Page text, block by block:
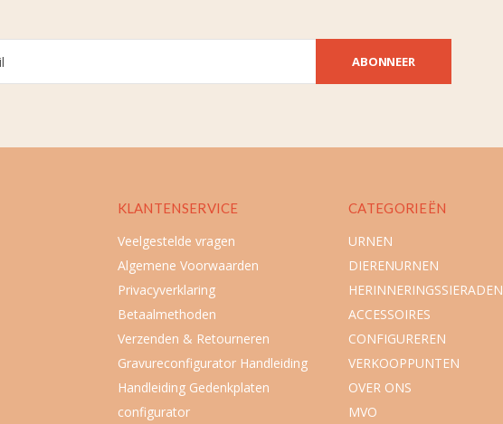
ABONNEER
KLANTENSERVICE
Veelgestelde vragen
Algemene Voorwaarden
Privacyverklaring
Betaalmethoden
Verzenden & Retourneren
Gravureconfigurator Handleiding
Handleiding Gedenkplaten
configurator
CATEGORIEËN
URNEN
DIERENURNEN
HERINNERINGSSIERADEN
ACCESSOIRES
CONFIGUREREN
VERKOOPPUNTEN
OVER ONS
MVO